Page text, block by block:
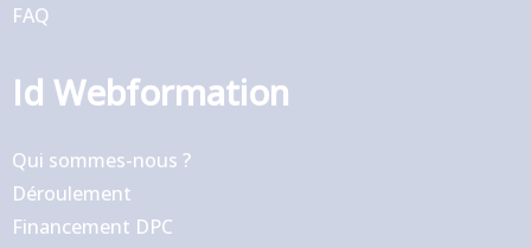
FAQ
Id Webformation
Qui sommes-nous ?
Déroulement
Financement DPC